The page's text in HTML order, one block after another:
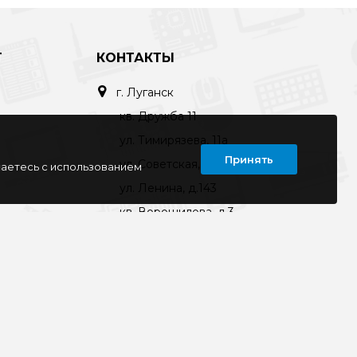
КОНТАКТЫ
г. Луганск
кв. Дружба 11
ул. Тимирязева, 11а
ул. Советская, д. 6
ул. Ленина, д.143
кв. Ворошилова, д.3
с использованием
Принять